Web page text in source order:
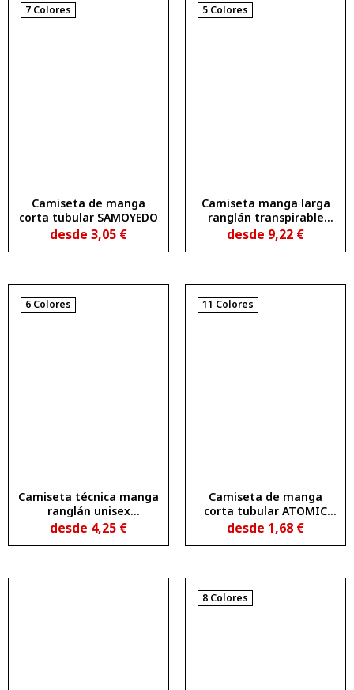
7 Colores
Camiseta de manga
corta tubular SAMOYEDO
desde 3,05 €
5 Colores
Camiseta manga larga
ranglán transpirable
PORTO
desde 9,22 €
6 Colores
Camiseta técnica manga
ranglán unisex
transpirable SEPANG
desde 4,25 €
11 Colores
Camiseta de manga
corta tubular ATOMIC
150
desde 1,68 €
8 Colores